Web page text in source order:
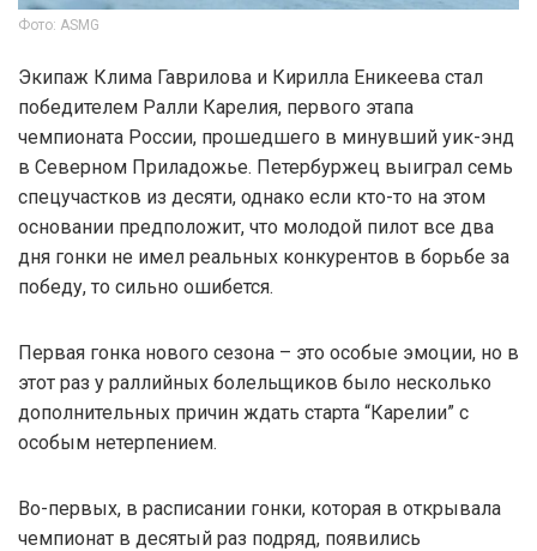
Фото: ASMG
Экипаж Клима Гаврилова и Кирилла Еникеева стал
победителем Ралли Карелия, первого этапа
чемпионата России, прошедшего в минувший уик-энд
в Северном Приладожье. Петербуржец выиграл семь
спецучастков из десяти, однако если кто-то на этом
основании предположит, что молодой пилот все два
дня гонки не имел реальных конкурентов в борьбе за
победу, то сильно ошибется.
Первая гонка нового сезона – это особые эмоции, но в
этот раз у раллийных болельщиков было несколько
дополнительных причин ждать старта “Карелии” с
особым нетерпением.
Во-первых, в расписании гонки, которая в открывала
чемпионат в десятый раз подряд, появились